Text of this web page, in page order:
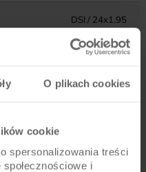
O plikach cookies
cookie
spersonalizowania treści
i
DSI / 24x1.95
AV / SCHRADER
V-BRAKE / ALU